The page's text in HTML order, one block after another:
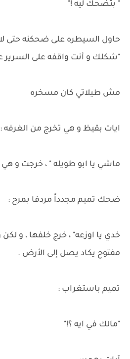
" بتضحك ليه !"
حاول السيطره على ضحكنه حتى
"شكلك و أنت واقفه على
مش طيلاتي كان مسخره
ايات بقيظ و هي تخرج من الغرفه :
ماشي يا ابو طويله " ، خرجت و
ضحك تميم مجدداً مردفا بمرح :
خدي يا اوزعه" ، خرج خلفها ، و
مفتوح يكاد يصل إلى الأرض .
تميم باستغراب :
"مالك في ايه ؟!"